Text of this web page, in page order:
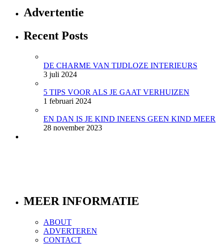
Advertentie
Recent Posts
DE CHARME VAN TIJDLOZE INTERIEURS
3 juli 2024
5 TIPS VOOR ALS JE GAAT VERHUIZEN
1 februari 2024
EN DAN IS JE KIND INEENS GEEN KIND MEER
28 november 2023
MEER INFORMATIE
ABOUT
ADVERTEREN
CONTACT